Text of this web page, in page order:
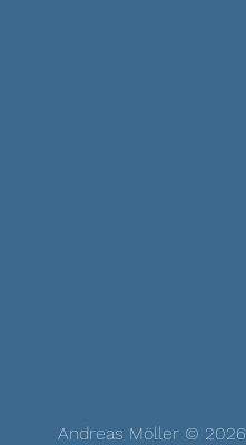
Andreas Möller © 2026